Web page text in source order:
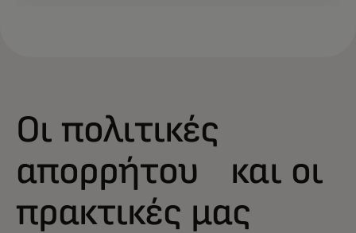
Οι πολιτικές
απορρήτου και οι
πρακτικές μας